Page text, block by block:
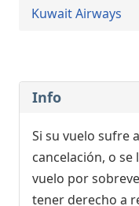
Kuwait Airways
Info
Si su vuelo sufre
cancelación, o
vuelo por
tener derecho a